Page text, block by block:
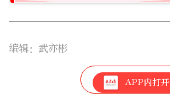
编辑：武亦彬
1
APP内打开